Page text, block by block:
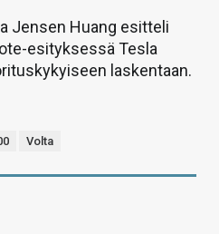
Jensen Huang esitteli
esityksessä Tesla
laskentaan.
Volta